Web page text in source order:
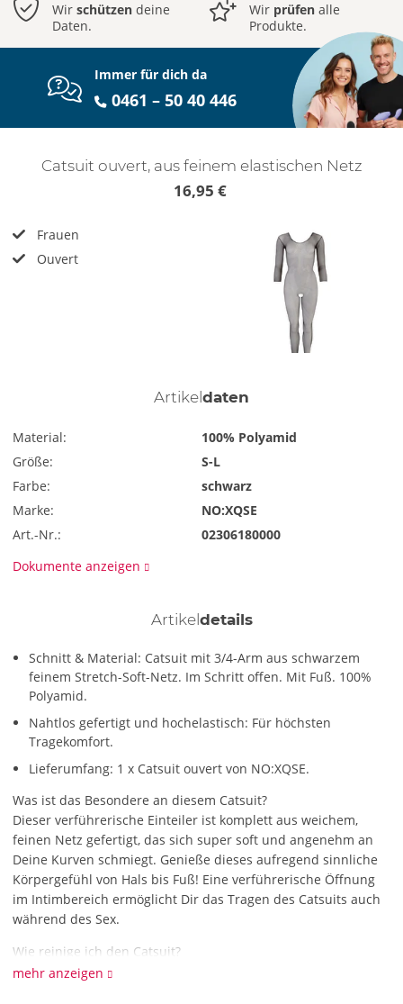
Wir schützen deine
Daten.
Wir prüfen alle
Produkte.
Immer für dich da
0461 – 50 40 446
Catsuit ouvert, aus feinem elastischen Netz
16,95 €
Frauen
Ouvert
Artikel daten
Material:
100% Polyamid
Größe:
S-L
Farbe:
schwarz
Marke:
NO:XQSE
Art.-Nr.:
02306180000
Dokumente anzeigen
Artikel details
Schnitt & Material: Catsuit mit 3/4-Arm aus schwarzem
feinem Stretch-Soft-Netz. Im Schritt offen. Mit Fuß. 100%
Polyamid.
Nahtlos gefertigt und hochelastisch: Für höchsten
Tragekomfort.
Lieferumfang: 1 x Catsuit ouvert von NO:XQSE.
Was ist das Besondere an diesem Catsuit?
Dieser verführerische Einteiler ist komplett aus weichem,
feinen Netz gefertigt, das sich super soft und angenehm an
Deine Kurven schmiegt. Genieße dieses aufregend sinnliche
Körpergefühl von Hals bis Fuß! Eine verführerische Öffnung
im Intimbereich ermöglicht Dir das Tragen des Catsuits auch
während des Sex.
Wie reinige ich den Catsuit?
Reinige den Catsuit mit einer schonenden Handwäsche mit
mehr anzeigen